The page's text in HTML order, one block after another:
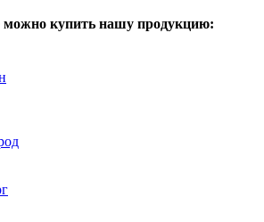
можно купить нашу продукцию: